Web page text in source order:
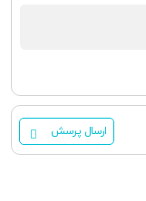
ارسال پرسش